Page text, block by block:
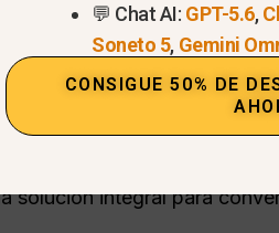
, en inglés, chino y
procesablescomo
a PDF, Word, Markdown
y Trello.
solución integral para
💬 Chat AI: GPT-5.6,
Soneto 5, Gemini
CONSIGUE 50% DE